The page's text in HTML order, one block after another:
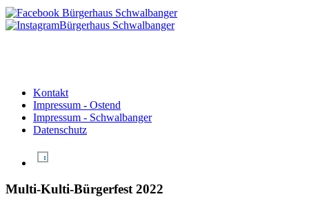
Kontakt
Impressum - Ostend
Impressum - Schwalbanger
Datenschutz
Multi-Kulti-Bürgerfest 2022